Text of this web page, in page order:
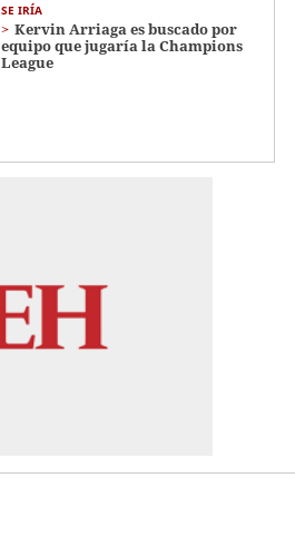
SE IRÍA
Kervin Arriaga es buscado por
equipo que jugaría la Champions
League